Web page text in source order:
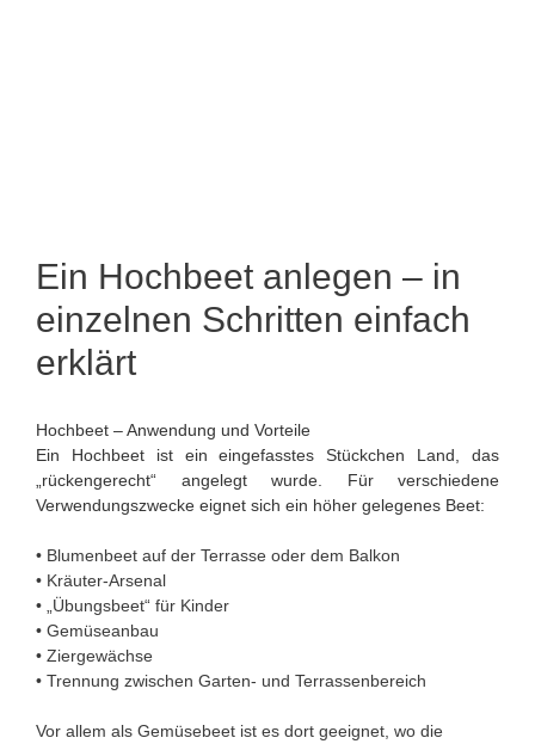
Ein Hochbeet anlegen – in
einzelnen Schritten einfach
erklärt
Hochbeet – Anwendung und Vorteile
Ein Hochbeet ist ein eingefasstes Stückchen Land, das
„rückengerecht“ angelegt wurde. Für verschiedene
Verwendungszwecke eignet sich ein höher gelegenes Beet:
• Blumenbeet auf der Terrasse oder dem Balkon
• Kräuter-Arsenal
• „Übungsbeet“ für Kinder
• Gemüseanbau
• Ziergewächse
• Trennung zwischen Garten- und Terrassenbereich
Vor allem als Gemüsebeet ist es dort geeignet, wo die